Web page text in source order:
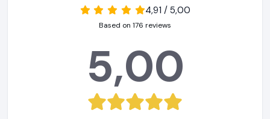
4,91 / 5,00
Based on 176 reviews
5,00